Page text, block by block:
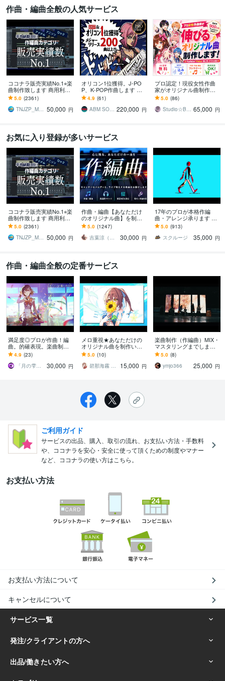
作曲・編曲全般の人気サービス
ココナラ販売実績No.1⭐︎楽
曲制作致します 商用利用
OK♫ リピーター多数の楽
曲制作サービスです
5.0 (2361)
TNJZP_MUSIC 50,000 円
オリコン1位獲得。J-PO
P、K-POP作曲します メ
ジャーレーベル同様、完
全プロクオリティで製作
します。
4.9 (61)
ABM SOUND 220,000 円
プロ認定！現役女性作曲
家がオリジナル曲制作し
ます ☆丸投げOK！☆商業
クオリティ☆作詞・作
曲・編曲まで対応
5.0 (86)
Studio☆BooBee 65,000 円
お気に入り登録が多いサービス
ココナラ販売実績No.1⭐︎楽
曲制作致します 商用利用
OK♫ リピーター多数の楽
曲制作サービスです
5.0 (2361)
TNJZP_MUSIC 50,000 円
作曲・編曲【あなただけ
のオリジナル曲】を制作
します 販売実績1,000件
超！初めての方も安心し
てご相談ください☆
5.0 (1247)
吉葉涼（あーるず）
30,000 円
17年のプロが本格作編
曲・アレンジ承ります ク
オリティ重視！ぜひサン
プルをご視聴ください
5.0 (913)
スクルージ
35,000 円
作曲・編曲全般の定番サービス
満足度◎プロが作曲！編
曲。的確表現。楽曲制作
します ロック、バラー
ド、和風、EDMジャンル
問わず。実績多数
4.9 (23)
「月の雫」音楽工房
30,000 円
メロ重視★あなただけの
オリジナル曲を制作いた
します ピアノやストリン
グス主体のキレイめポッ
プス、バラード等〜
5.0 (10)
碧那海霧 −MigiriAona
15,000 円
楽曲制作（作編曲）MIX・
マスタリングまでします
ご予算や内容に合わせて
柔軟・迅速にご対応しま
す！
5.0 (8)
ymjo366
25,000 円
ご利用ガイド
サービスの出品、購入、取引の流れ、お支払い方法・手数料
や、ココナラを安心・安全に使って頂くための制度やマナー
など、ココナラの使い方はこちら。
お支払い方法
お支払い方法について
キャンセルについて